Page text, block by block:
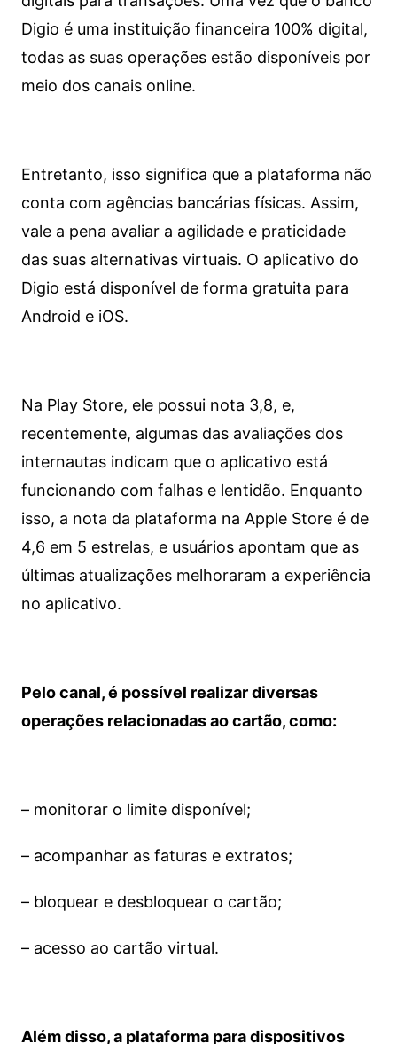
Digio é uma instituição financeira 100% digital,
todas as suas operações estão disponíveis por
meio dos canais online.
Entretanto, isso significa que a plataforma não
conta com agências bancárias físicas. Assim,
vale a pena avaliar a agilidade e praticidade
das suas alternativas virtuais. O aplicativo do
Digio está disponível de forma gratuita para
Android e iOS.
Na Play Store, ele possui nota 3,8, e,
recentemente, algumas das avaliações dos
internautas indicam que o aplicativo está
funcionando com falhas e lentidão. Enquanto
isso, a nota da plataforma na Apple Store é de
4,6 em 5 estrelas, e usuários apontam que as
últimas atualizações melhoraram a experiência
no aplicativo.
Pelo canal, é possível realizar diversas
operações relacionadas ao cartão, como:
– monitorar o limite disponível;
– acompanhar as faturas e extratos;
– bloquear e desbloquear o cartão;
– acesso ao cartão virtual.
Além disso, a plataforma para dispositivos